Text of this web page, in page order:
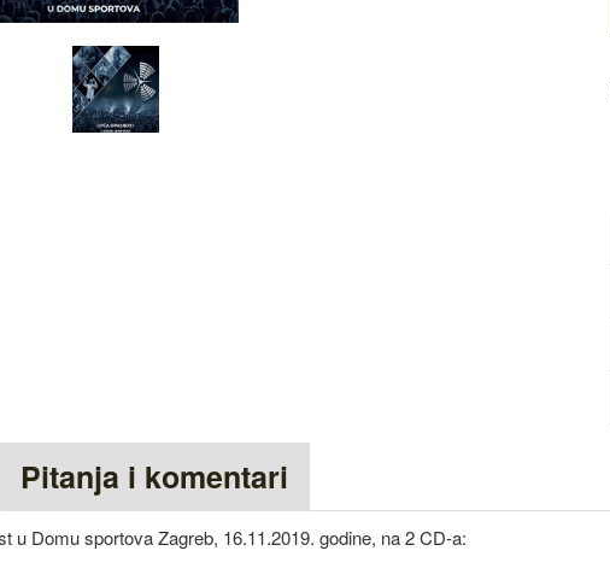
Pitanja i komentari
u Domu sportova Zagreb, 16.11.2019. godine, na 2 CD-a: